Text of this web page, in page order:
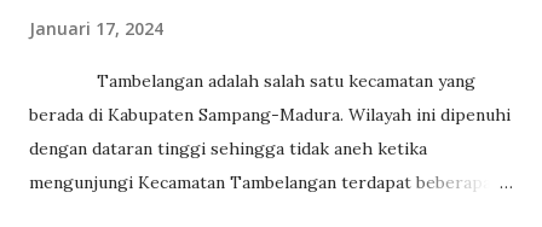
Januari 17, 2024
Tambelangan adalah salah satu kecamatan yang
berada di Kabupaten Sampang-Madura. Wilayah ini dipenuhi
dengan dataran tinggi sehingga tidak aneh ketika
mengunjungi Kecamatan Tambelangan terdapat beberapa